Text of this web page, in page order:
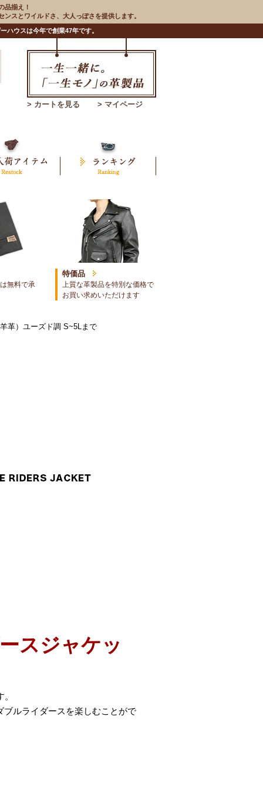
品揃え！
スとワイルドさ、大人っぽさを提供します。
ハウスは今年で創業47年です。
> カートを見る > マイページ
無料で承
特価品
上質な革製品を特別な価格で
お買い求めいただけます
革）ユーズド調 S~5Lまで
スジャケッ
ルライダースを楽しむことがで